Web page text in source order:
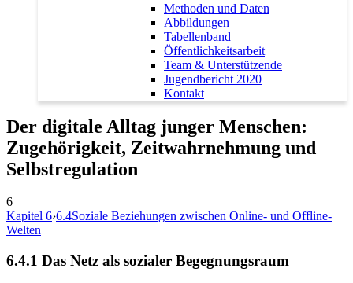
Methoden und Daten
Abbildungen
Tabellenband
Öffentlichkeitsarbeit
Team & Unterstützende
Jugendbericht 2020
Kontakt
Der digitale Alltag junger Menschen:
Zugehörigkeit, Zeitwahrnehmung und
Selbstregulation
6
Kapitel 6›6.4Soziale Beziehungen zwischen Online- und Offline-
Welten
6.4.1 Das Netz als sozialer Begegnungsraum